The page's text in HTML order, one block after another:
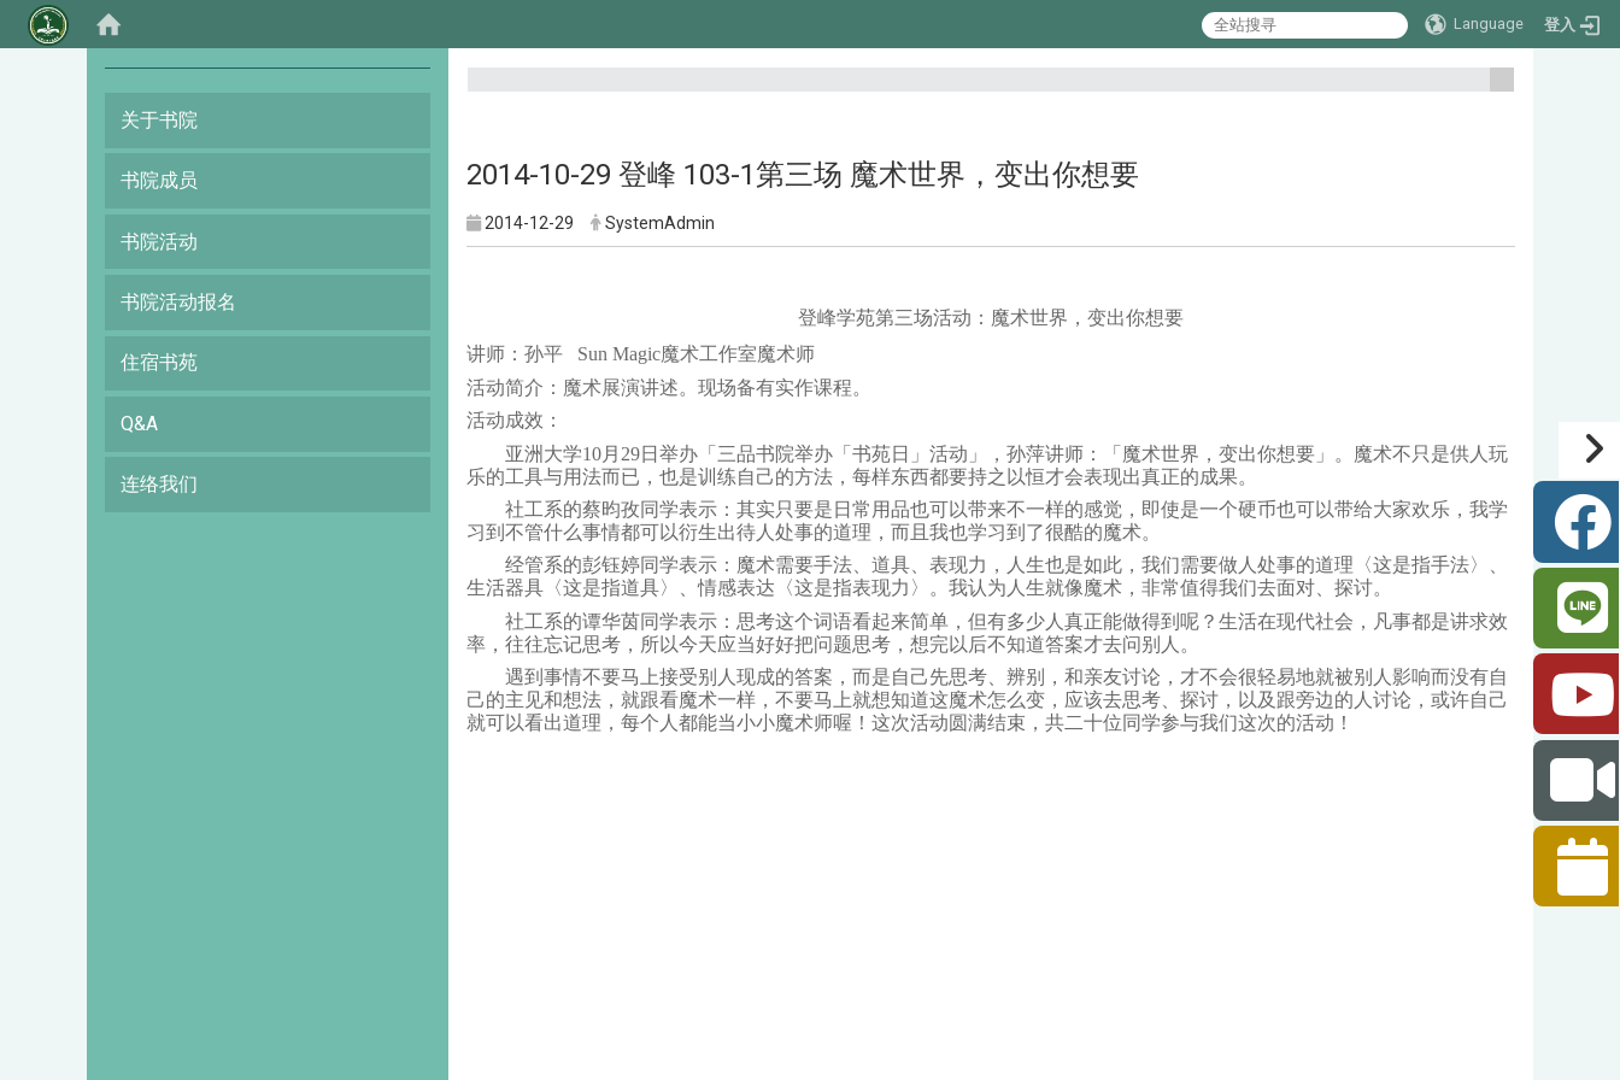
Language 登入
:::
关于书院
书院成员
书院活动
书院活动报名
住宿书苑
Q&A
连络我们
2014-10-29 登峰 103-1第三场 魔术世界，变出你想要
2014-12-29 SystemAdmin
登峰学苑第三场活动：魔术世界，变出你想要
讲师：孙平 Sun Magic魔术工作室魔术师
活动简介：魔术展演讲述。现场备有实作课程。
活动成效：
亚洲大学10月29日举办「三品书院举办「书苑日」活动」，孙萍讲师：「魔术世界，变出你想要」。魔术不只是供人玩
乐的工具与用法而已，也是训练自己的方法，每样东西都要持之以恒才会表现出真正的成果。
社工系的蔡昀孜同学表示：其实只要是日常用品也可以带来不一样的感觉，即使是一个硬币也可以带给大家欢乐，我学
习到不管什么事情都可以衍生出待人处事的道理，而且我也学习到了很酷的魔术。
经管系的彭钰婷同学表示：魔术需要手法、道具、表现力，人生也是如此，我们需要做人处事的道理〈这是指手法〉、
生活器具〈这是指道具〉、情感表达〈这是指表现力〉。我认为人生就像魔术，非常值得我们去面对、探讨。
社工系的谭华茵同学表示：思考这个词语看起来简单，但有多少人真正能做得到呢？生活在现代社会，凡事都是讲求效
率，往往忘记思考，所以今天应当好好把问题思考，想完以后不知道答案才去问别人。
遇到事情不要马上接受别人现成的答案，而是自己先思考、辨别，和亲友讨论，才不会很轻易地就被别人影响而没有自
己的主见和想法，就跟看魔术一样，不要马上就想知道这魔术怎么变，应该去思考、探讨，以及跟旁边的人讨论，或许自己
就可以看出道理，每个人都能当小小魔术师喔！这次活动圆满结束，共二十位同学参与我们这次的活动！